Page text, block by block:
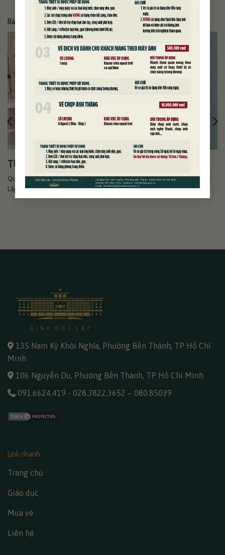
Bài viết liên quan
TỰ DO TRẢI NGHIỆM
Quý khách có thể tự do tham quan và tìm hiểu Di tích lịch sử Dinh Độc
Lập...
135 Nam Kỳ Khởi Nghĩa, Phường Bến Thành, TP Hồ Chí
Minh
106 Nguyễn Du, Phường Bến Thành, TP Hồ Chí Minh
091.6624.419 - 028.3822.3652 – 080.85039
Link nhanh
Trang chủ
Giáo dục
Mua vé
Liên hệ